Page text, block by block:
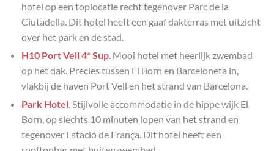
hotel op een toplocatie recht tegenover Parc de la
Ciutadella. Dit hotel heeft een gaaf dakterras met uitzicht
over het park en de stad.
H10 Port Vell 4* Sup. Mooi hotel met heerlijk zwembad
op het dak. Precies tussen El Born en Barceloneta in,
vlakbij de haven Port Vell en het strand van Barcelona.
Park Hotel. Stijlvolle accommodatie in de hippe wijk El
Born, op slechts 10 minuten lopen van het strand en
tegenover Estació de França. Dit hotel heeft een